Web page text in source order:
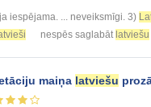
iespējama. ... neveiksmīgi. 3)
nespēs saglabāt latviešu
maiņa latviešu